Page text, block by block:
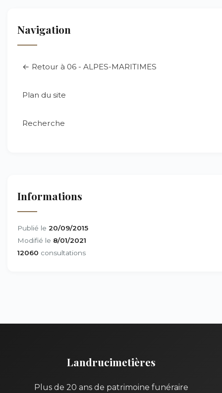
Navigation
← Retour à 06 - ALPES-MARITIMES
Plan du site
Recherche
Informations
Publié le 20/09/2015
Modifié le 8/01/2021
12060 consultations
Landrucimetières
Plus de 20 ans de patrimoine funéraire